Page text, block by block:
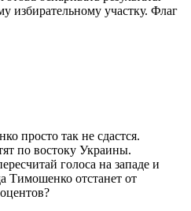
избирательному участку. Флаг
просто так не сдастся.
по востоку Украины.
голоса на западе и
Тимошенко отстанет от